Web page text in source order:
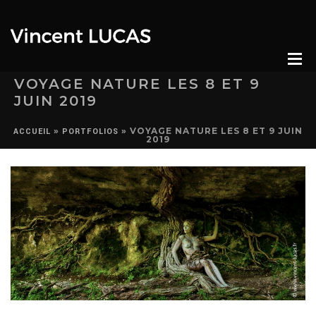
VOYAGE NATURE LES 8 ET 9
JUIN 2019
ACCUEIL » PORTFOLIOS » VOYAGE NATURE LES 8 ET 9 JUIN
2019